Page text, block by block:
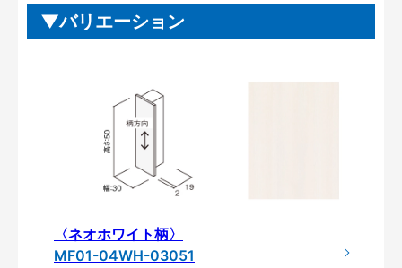
バリエーション
〈ネオホワイト柄〉
MF01-04WH-03051